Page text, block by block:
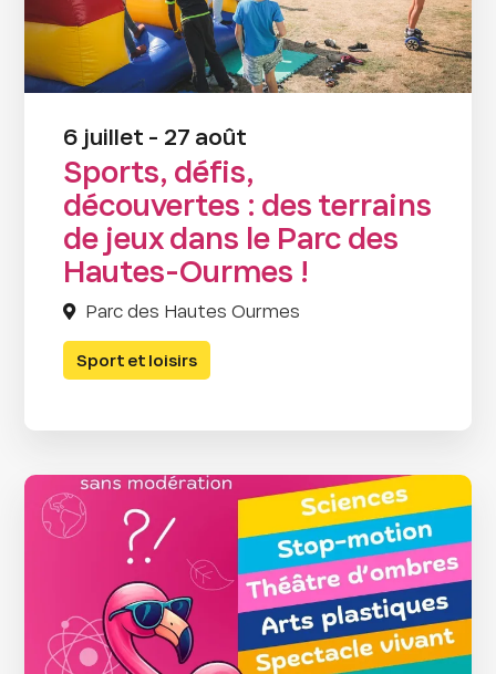
6 juillet - 27 août
Sports, défis,
découvertes : des terrains
de jeux dans le Parc des
Hautes-Ourmes !
Parc des Hautes Ourmes
Sport et loisirs